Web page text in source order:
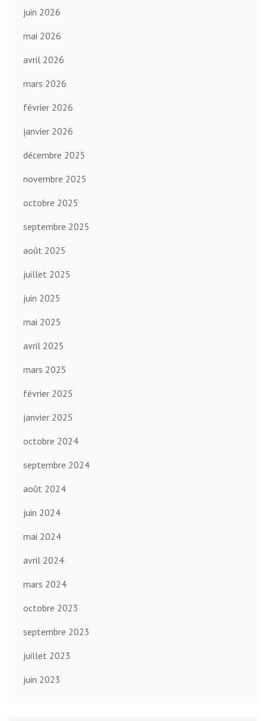
juin 2026
mai 2026
avril 2026
mars 2026
février 2026
janvier 2026
décembre 2025
novembre 2025
octobre 2025
septembre 2025
août 2025
juillet 2025
juin 2025
mai 2025
avril 2025
mars 2025
février 2025
janvier 2025
octobre 2024
septembre 2024
août 2024
juin 2024
mai 2024
avril 2024
mars 2024
octobre 2023
septembre 2023
juillet 2023
juin 2023